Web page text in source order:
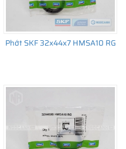
dầu SKF chính hãng uy
RG tốt nhất, hãy liên
Phớt SKF 32x44x7 HMSA10 RG